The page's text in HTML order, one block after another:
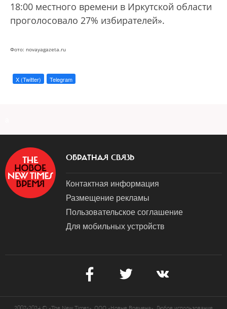
18:00 местного времени в Иркутской области
проголосовало 27% избирателей».
Фото: novayagazeta.ru
X (Twitter) Telegram
ОБРАТНАЯ СВЯЗЬ
Контактная информация
Размещение рекламы
Пользовательское соглашение
Для мобильных устройств